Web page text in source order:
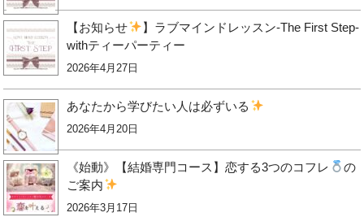
【お知らせ
】ラブマインドレッスン-The First Step-
withティーパーティー
2026年4月27日
あなたから学びたい人は必ずいる
2026年4月20日
《始動》【結婚専門コース】恋する3つのコフレ
の
ご案内
2026年3月17日